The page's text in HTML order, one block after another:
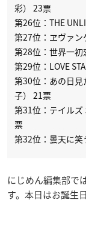
彩） 23票
第26位：THE
第27位：ヱヴァ
第28位：世界一
第29位：LOVE
第30位：あの日
子） 21票
第31位：テイルズ
票
第32位：曇天に
にじめん編集部で
す。本日はお誕生